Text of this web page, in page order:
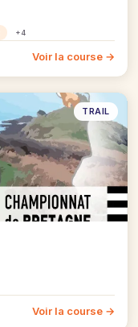
+4
Voir la course →
TRAIL
Voir la course →